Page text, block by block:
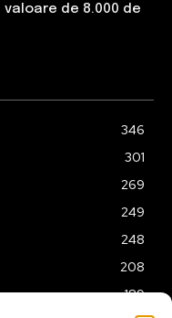
de 8.000 de
346
301
269
249
248
208
189